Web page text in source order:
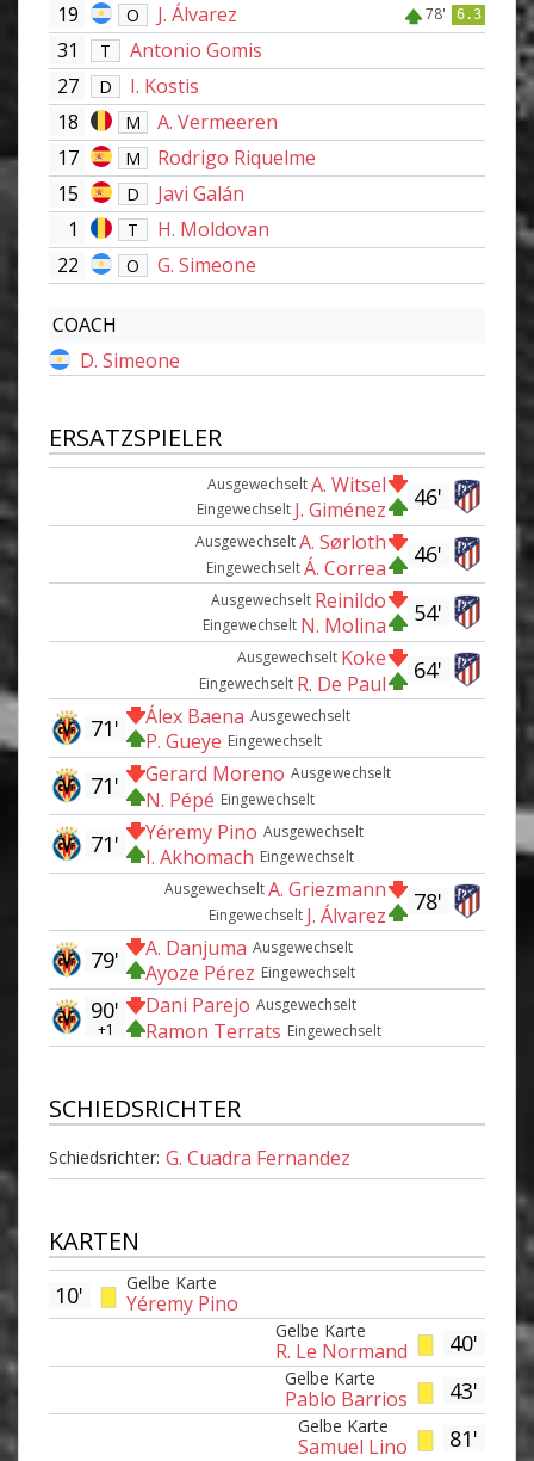
19 O J. Álvarez 78' 6.3
31 T
Antonio Gomis
27
D
I. Kostis
18
M
A. Vermeeren
17
M
Rodrigo Riquelme
15
D
Javi Galán
1
T
H. Moldovan
22
O G. Simeone
COACH
D. Simeone
ERSATZSPIELER
46'
AusgewechseltA. Witsel
Eingewechselt J. Giménez
46'
AusgewechseltA. Sørloth
EingewechseltÁ. Correa
54'
Ausgewechselt Reinildo
Eingewechselt N. Molina
64'
Ausgewechselt Koke
Eingewechselt R. De Paul
Ausgewechselt
Álex Baena
Eingewechselt
P. Gueye
71'
Ausgewechselt
Gerard Moreno
Eingewechselt
N. Pépé
71'
Ausgewechselt
Yéremy Pino
Eingewechselt
I. Akhomach
71'
78'
AusgewechseltA. Griezmann
Eingewechselt J. Álvarez
Ausgewechselt
A. Danjuma
Eingewechselt
Ayoze Pérez
79'
Ausgewechselt
Dani Parejo
Eingewechselt
Ramon Terrats
90'
+1
SCHIEDSRICHTER
Schiedsrichter: G. Cuadra Fernandez
KARTEN
Gelbe Karte
Yéremy Pino
10'
40'
Gelbe Karte
R. Le Normand
43'
Gelbe Karte
Pablo Barrios
81'
Gelbe Karte
Samuel Lino